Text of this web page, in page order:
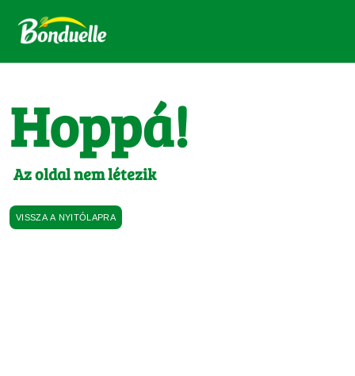
Hoppá!
Az oldal nem létezik
VISSZA A NYITÓLAPRA